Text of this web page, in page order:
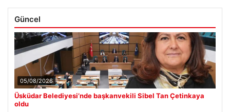
Güncel
05/08/2026
Üsküdar Belediyesi’nde başkanvekili Sibel Tan Çetinkaya
oldu